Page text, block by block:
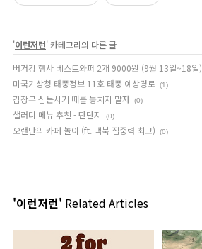
'이런저런' 카테고리의 다른 글
버거킹 행사 베스트와퍼 2개 9000원 (9월 13일~18일)
미국기상청 태풍정보 11호 태풍 예상경로 (1)
김장무 심는시기 때를 놓치지 말자 (0)
샐러디 메뉴 추천 - 탄단지 (0)
오랜만의 카페 놀이 (ft. 맥북 집중력 최고) (0)
'이런저런' Related Articles